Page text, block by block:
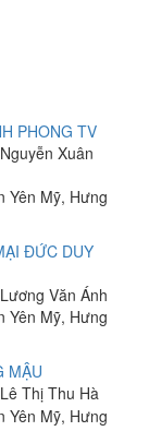
PHONG TV
Xuân
Yên Mỹ, Hưng
ĐỨC DUY
Văn Ánh
Yên Mỹ, Hưng
MẬU
Thị Thu Hà
Yên Mỹ, Hưng